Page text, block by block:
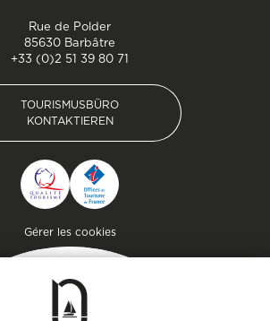
Gérer les cookies
DER INSEL
Sie sich inspirieren und
bereiten Sie Ihren Aufenthalt
auf der Insel Noirmoutier vor!
Rue de Polder
85630 Barbâtre
+33 (0)2 51 39 80 71
TOURISMUSBÜRO
KONTAKTIEREN
TOURISMUSBÜRO
KONTAKTIEREN